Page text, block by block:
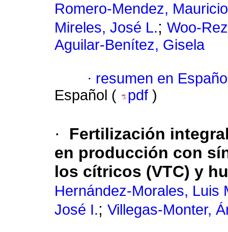
Romero-Mendez,
Mireles, José L.; Woo-
Aguilar-Benítez, Gisela
· resumen en
Español (
pdf )
·
Fertilización
en producción con
los cítricos (VTC) y
Hernández-Morales, Luis
José I.; Villegas-Monter,